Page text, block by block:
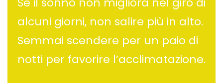
alcuni giorni, non salire più in alto.
Semmai scendere per un paio di
notti per favorire l’acclimatazione.